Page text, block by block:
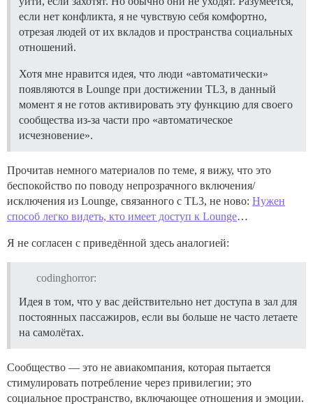
если нет конфликта, я не чувствую себя комфортно,
отрезая людей от их вкладов и пространства социальных
отношений.
Хотя мне нравится идея, что люди «автоматически»
появляются в Lounge при достижении TL3, в данный
момент я не готов активировать эту функцию для своего
сообщества из-за части про «автоматическое
исчезновение».
Прочитав немного материалов по теме, я вижу, что это
беспокойство по поводу непрозрачного включения/
исключения из Lounge, связанного с TL3, не ново: Нужен
способ легко видеть, кто имеет доступ к Lounge…
Я не согласен с приведённой здесь аналогией:
codinghorror:
Идея в том, что у вас действительно нет доступа в зал для
постоянных пассажиров, если вы больше не часто летаете
на самолётах.
Сообщество — это не авиакомпания, которая пытается
стимулировать потребление через привилегии; это
социальное пространство, включающее отношения и эмоции.